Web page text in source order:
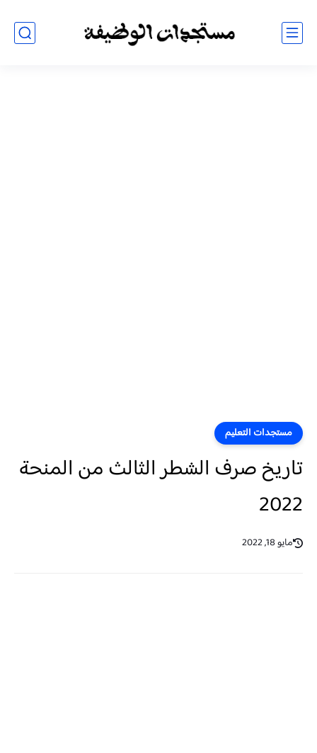
مستجدات التعليم
تاريخ صرف الشطر الثالث من المنحة
2022
مايو 18, 2022